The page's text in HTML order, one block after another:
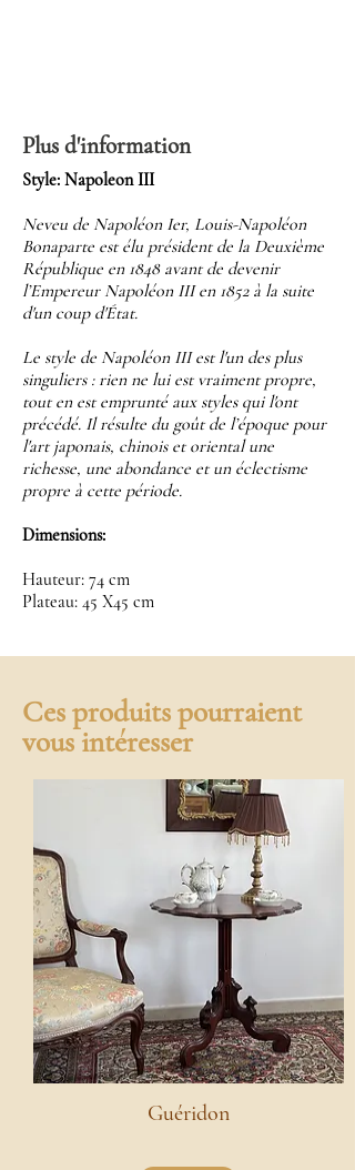
Plus d'information
Style: Napoleon III
Neveu de Napoléon Ier, Louis-Napoléon
Bonaparte est élu président de la Deuxième
République en 1848 avant de devenir
l’Empereur Napoléon III en 1852 à la suite
d'un coup d'État.
Le style de Napoléon III est l'un des plus
singuliers : rien ne lui est vraiment propre,
tout en est emprunté aux styles qui l'ont
précédé. Il résulte du goût de l’époque pour
l'art japonais, chinois et oriental une
richesse, une abondance et un éclectisme
propre à cette période.
Dimensions:
Hauteur: 74 cm
Plateau: 45 X45 cm
Ces produits pourraient
vous intéresser
Guéridon